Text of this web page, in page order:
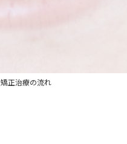
矯正治療の流れ